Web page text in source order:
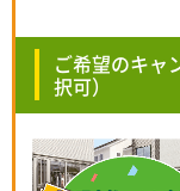
ご希望のキャ
択可）